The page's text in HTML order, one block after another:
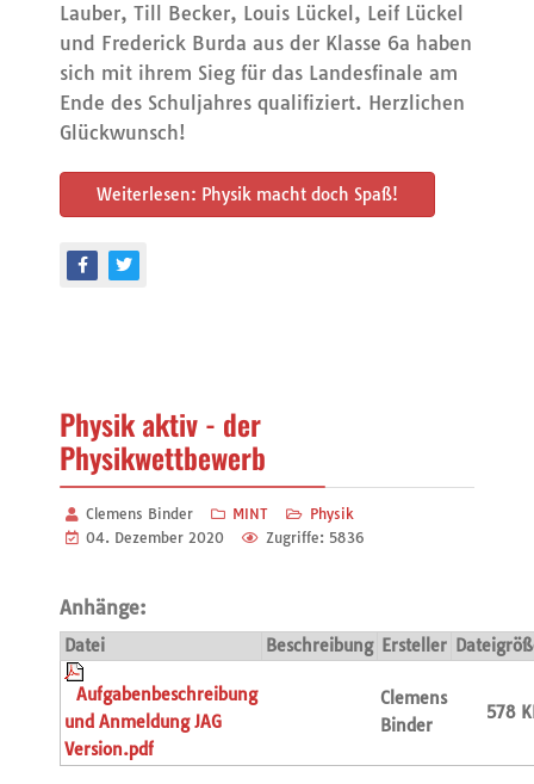
Lauber, Till Becker, Louis Lückel, Leif Lückel
und Frederick Burda aus der Klasse 6a haben
sich mit ihrem Sieg für das Landesfinale am
Ende des Schuljahres qualifiziert. Herzlichen
Glückwunsch!
Weiterlesen: Physik macht doch Spaß!
Physik aktiv - der
Physikwettbewerb
Clemens Binder MINT
Physik
04. Dezember 2020
Zugriffe: 5836
Anhänge:
Datei Beschreibung Ersteller
Aufgabenbeschreibung
und Anmeldung JAG
Version.pdf
Clemens
Binder
578